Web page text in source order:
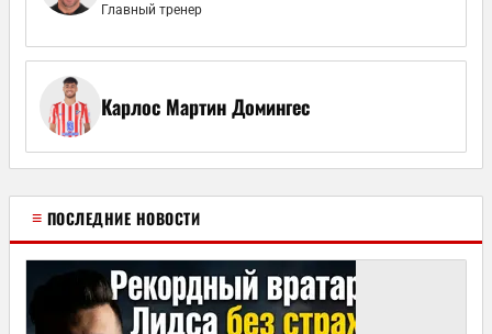
Главный тренер
Карлос Мартин Домингес
≡ ПОСЛЕДНИЕ НОВОСТИ